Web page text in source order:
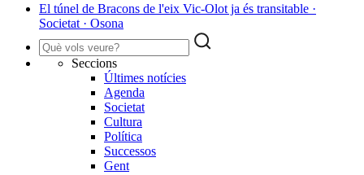
El túnel de Bracons de l'eix Vic-Olot ja és transitable ·
Societat · Osona
Seccions
Últimes notícies
Agenda
Societat
Cultura
Política
Successos
Gent